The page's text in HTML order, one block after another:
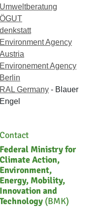
Umweltberatung
ÖGUT
denkstatt
Environment Agency
Austria
Environement Agency
Berlin
RAL Germany - Blauer
Engel
Contact
Federal Ministry for
Climate Action,
Environment,
Energy, Mobility,
Innovation and
Technology (BMK)